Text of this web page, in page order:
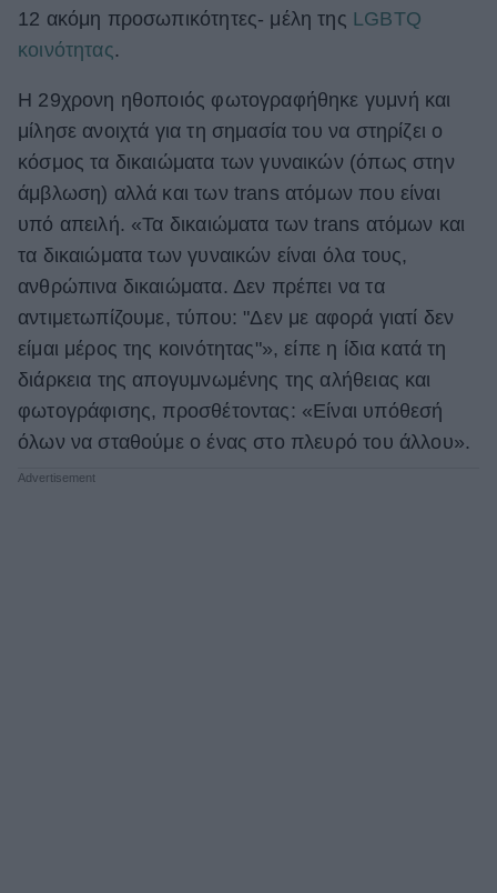
Women's Forum
Hautes Grecians
Γάμος
Market News
12 ακόμη προσωπικότητες- μέλη της LGBTQ
κοινότητας.
Η 29χρονη ηθοποιός φωτογραφήθηκε γυμνή και
μίλησε ανοιχτά για τη σημασία του να στηρίζει ο
κόσμος τα δικαιώματα των γυναικών (όπως στην
άμβλωση) αλλά και των trans ατόμων που είναι
υπό απειλή. «Τα δικαιώματα των trans ατόμων και
τα δικαιώματα των γυναικών είναι όλα τους,
ανθρώπινα δικαιώματα. Δεν πρέπει να τα
αντιμετωπίζουμε, τύπου: "Δεν με αφορά γιατί δεν
είμαι μέρος της κοινότητας"», είπε η ίδια κατά τη
διάρκεια της απογυμνωμένης της αλήθειας και
φωτογράφισης, προσθέτοντας: «Είναι υπόθεσή
όλων να σταθούμε ο ένας στο πλευρό του άλλου».